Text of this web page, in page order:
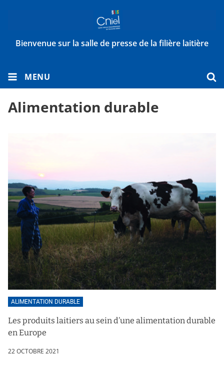
Bienvenue sur la salle de presse de la filière laitière
MENU
Alimentation durable
ALIMENTATION DURABLE
Les produits laitiers au sein d’une alimentation durable
en Europe
22 OCTOBRE 2021